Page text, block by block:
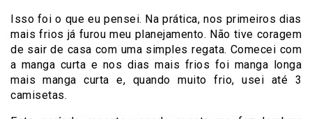
Isso foi o que eu pensei. Na prática, nos primeiros dias
mais frios já furou meu planejamento. Não tive coragem
de sair de casa com uma simples regata. Comecei com
a manga curta e nos dias mais frios foi manga longa
mais manga curta e, quando muito frio, usei até 3
camisetas.